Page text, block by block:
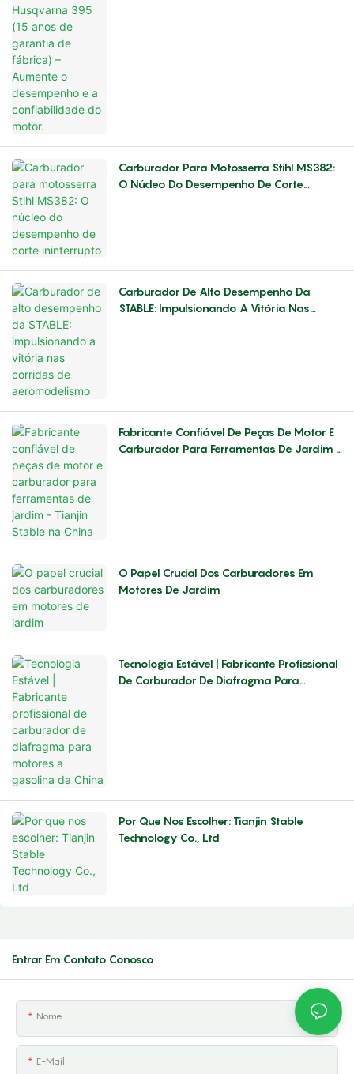
Carburador Para Motosserra Stihl MS382:
O Núcleo Do Desempenho De Corte
Carburador De Alto Desempenho Da
STABLE: Impulsionando A Vitória Nas
Fabricante Confiável De Peças De Motor E
Carburador Para Ferramentas De Jardim -
O Papel Crucial Dos Carburadores Em
Motores De Jardim
Tecnologia Estável | Fabricante Profissional
De Carburador De Diafragma Para
Por Que Nos Escolher: Tianjin Stable
Technology Co., Ltd
Entrar Em Contato Conosco
Nome
E-Mail